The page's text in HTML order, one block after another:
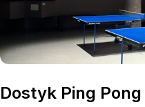
Dostyk Ping Pong